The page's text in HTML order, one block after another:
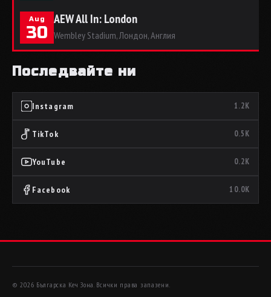
Aug
30
AEW All In: London
Wembley Stadium, Лондон, Англия
Последвайте ни
Instagram 1.2K
TikTok 0.5K
YouTube 0.2K
Facebook 10.0K
© 2026 Българска Кеч Зона. Всички права запазени.